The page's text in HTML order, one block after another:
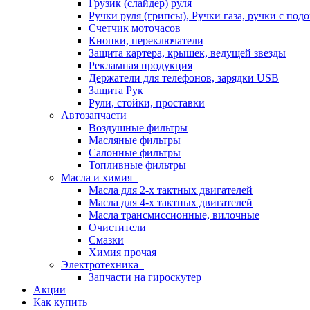
Грузик (слайдер) руля
Ручки руля (грипсы), Ручки газа, ручки с
Счетчик моточасов
Кнопки, переключатели
Защита картера, крышек, ведущей звезды
Рекламная продукция
Держатели для телефонов, зарядки USB
Защита Рук
Рули, стойки, проставки
Автозапчасти
Воздушные фильтры
Масляные фильтры
Салонные фильтры
Топливные фильтры
Масла и химия
Масла для 2-х тактных двигателей
Масла для 4-х тактных двигателей
Масла трансмиссионные, вилочные
Очистители
Смазки
Химия прочая
Электротехника
Запчасти на гироскутер
Акции
Как купить